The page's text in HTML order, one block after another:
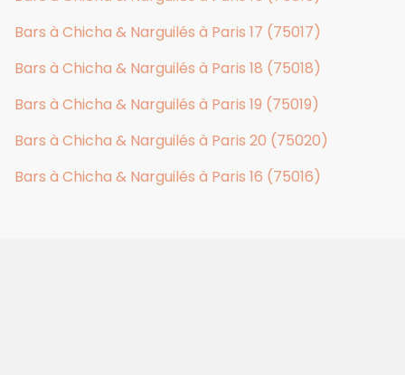
Bars à Chicha & Narguilés à Paris 17 (75017)
Bars à Chicha & Narguilés à Paris 18 (75018)
Bars à Chicha & Narguilés à Paris 19 (75019)
Bars à Chicha & Narguilés à Paris 20 (75020)
Bars à Chicha & Narguilés à Paris 16 (75016)